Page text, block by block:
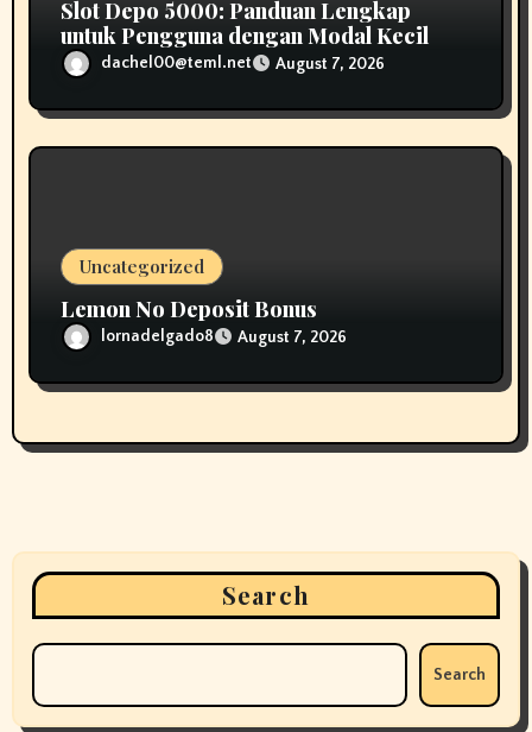
Slot Depo 5000: Panduan Lengkap
untuk Pengguna dengan Modal Kecil
dachel00@teml.net August 7, 2026
Uncategorized
Lemon No Deposit Bonus
lornadelgado8 August 7, 2026
Search
Search